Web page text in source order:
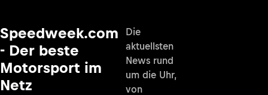
Speedweek.com
- Der beste
Motorsport im
Netz
Die
aktuellsten
News rund
um die Uhr,
von